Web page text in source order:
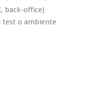
back-office)
test o ambiente